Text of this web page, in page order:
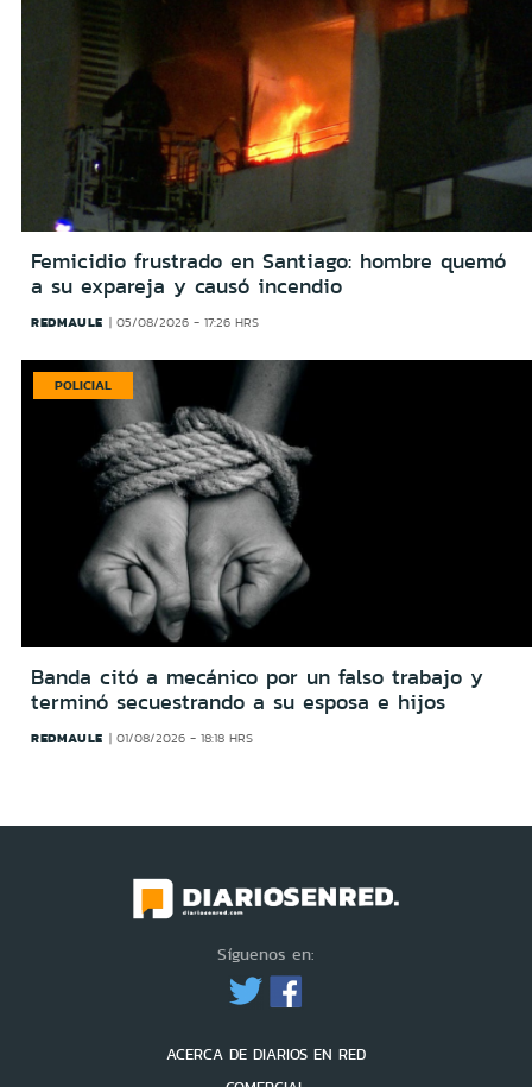
Femicidio frustrado en Santiago: hombre quemó
a su expareja y causó incendio
REDMAULE 05/08/2026 - 17:26 HRS
POLICIAL
Banda citó a mecánico por un falso trabajo y
terminó secuestrando a su esposa e hijos
REDMAULE 01/08/2026 - 18:18 HRS
Síguenos en:
ACERCA DE DIARIOS EN RED